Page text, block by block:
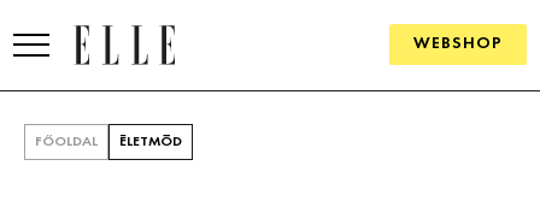
WEBSHOP
FŐOLDAL ÉLETMÓD